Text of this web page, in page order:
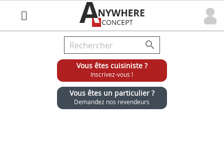

Vous êtes cuisiniste ?
Inscrivez-vous !
Vous êtes un particulier ?
Demandez nos revendeurs